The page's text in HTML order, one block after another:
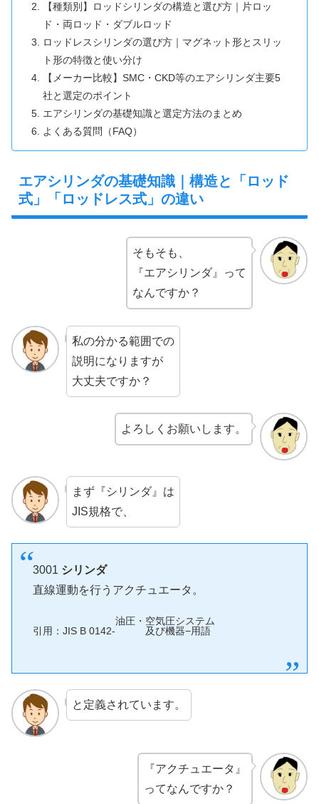
【種類別】ロッドシリンダの構造と選び方｜片ロッ
ド・両ロッド・ダブルロッド
ロッドレスシリンダの選び方｜マグネット形とスリッ
ト形の特徴と使い分け
【メーカー比較】SMC・CKD等のエアシリンダ主要5
社と選定のポイント
エアシリンダの基礎知識と選定方法のまとめ
よくある質問（FAQ）
エアシリンダの基礎知識｜構造と「ロッド
式」「ロッドレス式」の違い
そもそも、
『エアシリンダ』って
なんですか？
私の分かる範囲での
説明になりますが
大丈夫ですか？
よろしくお願いします。
まず『シリンダ』は
JIS規格で、
3001 シリンダ
直線運動を行うアクチュエータ。
引用：JIS B 0142-
油圧・空気圧システム
及び機器−用語
と定義されています。
『アクチュエータ』
ってなんですか？